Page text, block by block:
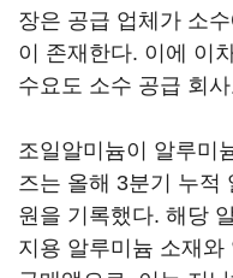
장은 공급 업체가 소
이 존재한다. 이에 이
수요도 소수 공급 회
조일알미늄이 알루미
즈는 올해 3분기 누적
원을 기록했다. 해당
지용 알루미늄 소재